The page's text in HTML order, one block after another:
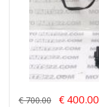
€ 700.00 € 400.00